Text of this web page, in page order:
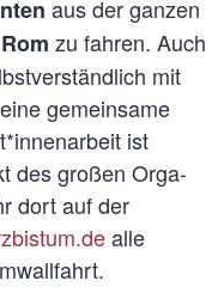
aus der ganzen
Rom zu fahren. Auch
mit
gemeinsame
ist
des großen Orga-
dort auf der
alle